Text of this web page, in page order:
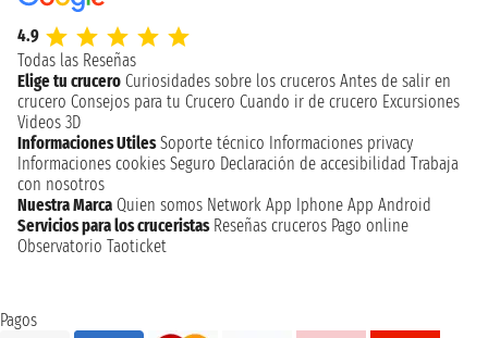
4.9
Todas las Reseñas
Elige tu crucero Curiosidades sobre los cruceros Antes de salir en
crucero Consejos para tu Crucero Cuando ir de crucero Excursiones
Videos 3D
Informaciones Utiles Soporte técnico Informaciones privacy
Informaciones cookies Seguro Declaración de accesibilidad Trabaja
con nosotros
Nuestra Marca Quien somos Network App Iphone App Android
Servicios para los cruceristas Reseñas cruceros Pago online
Observatorio Taoticket
Pagos